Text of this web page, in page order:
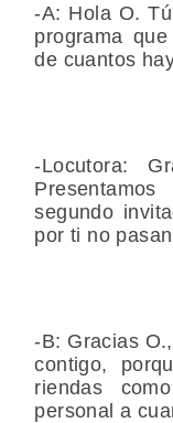
-A: Hola O.
programa
de cuantos
-Locutora:
segundo
por ti no
-B: Gracias
contigo,
riendas
personal a